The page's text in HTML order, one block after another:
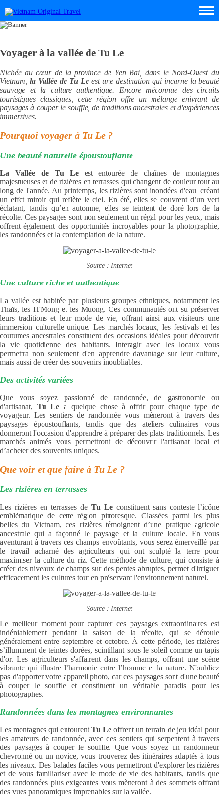
Voyager à la vallée de Tu Le
Nichée au cœur de la province de Yen Bai, dans le Nord-Ouest du
Vietnam, la Vallée de Tu Le est une destination qui incarne la beauté
sauvage et la culture authentique. Encore méconnue des circuits
touristiques classiques, cette région offre un mélange enivrant de
paysages à couper le souffle, de traditions ancestrales et d'expériences
immersives.
Pourquoi voyager à Tu Le ?
Une beauté naturelle époustouflante
La Vallée de Tu Leest entourée de chaînes de montagnes
majestueuses et de rizières en terrasses qui changent de couleur tout au
long de l'année. Au printemps, les rizières sont inondées d'eau, créant
un effet miroir qui reflète le ciel. En été, elles se couvrent d’un vert
éclatant, tandis qu’en automne, elles se teintent de doré lors de la
récolte. Ces paysages sont non seulement un régal pour les yeux, mais
offrent également des opportunités incroyables pour la photographie,
les randonnées et la contemplation de la nature.
Source : Internet
Une culture riche et authentique
La vallée est habitée par plusieurs groupes ethniques, notamment les
Thaïs, les H'Mong et les Muong. Ces communautés ont su préserver
leurs traditions et leur mode de vie, offrant ainsi aux visiteurs une
immersion culturelle unique. Les marchés locaux, les festivals et les
coutumes ancestrales constituent des occasions idéales pour découvrir
la vie quotidienne des habitants. Interagir avec les locaux vous
permettra non seulement d'en apprendre davantage sur leur culture,
mais aussi de créer des souvenirs inoubliables.
Des activités variées
Que vous soyez passionné de randonnée, de gastronomie ou
d'artisanat, Tu Le a quelque chose à offrir pour chaque type de
voyageur. Les sentiers de randonnée vous mèneront à travers des
paysages époustouflants, tandis que des ateliers culinaires vous
donneront l'occasion d'apprendre à préparer des plats traditionnels. Les
marchés animés vous permettront de découvrir l'artisanat local et
d’acheter des souvenirs uniques.
Que voir et que faire à Tu Le ?
Les rizières en terrasses
Les rizières en terrasses de Tu Leconstituent sans conteste l’icône
emblématique de cette région pittoresque. Classées parmi les plus
belles du Vietnam, ces rizières témoignent d’une pratique agricole
ancestrale qui a façonné le paysage et la culture locale. En vous
aventurant à travers ces champs envoûtants, vous serez émerveillé par
le travail acharné des agriculteurs qui ont sculpté la terre pour
maximiser la culture du riz. Cette méthode de culture, qui consiste à
créer des niveaux de champs sur des pentes abruptes, permet d'irriguer
efficacement les cultures tout en préservant l'environnement naturel.
Source : Internet
Le meilleur moment pour capturer ces paysages extraordinaires est
indéniablement pendant la saison de la récolte, qui se déroule
généralement entre septembre et octobre. À cette période, les rizières
s’illuminent de teintes dorées, scintillant sous le soleil comme un tapis
d'or. Les agriculteurs s'affairent dans les champs, offrant une scène
vibrante qui illustre l’harmonie entre l’homme et la nature. N'oubliez
pas d'apporter votre appareil photo, car ces paysages sont d'une beauté
à couper le souffle et constituent un véritable paradis pour les
photographes.
Randonnées dans les montagnes environnantes
Les montagnes qui entourentTu Leoffrent un terrain de jeu idéal pour
les amateurs de randonnée, avec des sentiers qui serpentent à travers
des paysages à couper le souffle. Que vous soyez un randonneur
chevronné ou un novice, vous trouverez des itinéraires adaptés à tous
les niveaux. Des balades faciles vous permettront d'explorer les rizières
et de vous familiariser avec le mode de vie des habitants, tandis que
des randonnées plus exigeantes vous mèneront à des sommets offrant
des vues panoramiques imprenables sur la vallée.